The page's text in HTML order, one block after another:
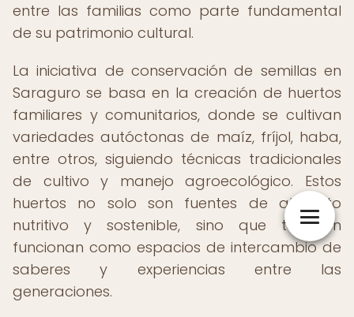
entre las familias como parte fundamental
de su patrimonio cultural.
La iniciativa de conservación de semillas en
Saraguro se basa en la creación de huertos
familiares y comunitarios, donde se cultivan
variedades autóctonas de maíz, fríjol, haba,
entre otros, siguiendo técnicas tradicionales
de cultivo y manejo agroecológico. Estos
huertos no solo son fuentes de alimento
nutritivo y sostenible, sino que también
funcionan como espacios de intercambio de
saberes y experiencias entre las
generaciones.